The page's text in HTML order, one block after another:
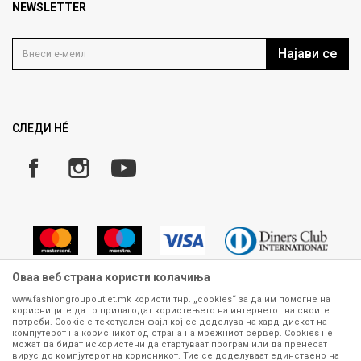
Продавница
Кариера
Политика на приватност
Како да купите
Замена и рефундација на производи
Плаќање
NEWSLETTER
Најави се
СЛЕДИ НÉ
Сите информации околу производите кои се изложени на нашата
онлајн продавница се стремиме да бидат конкретни, точни и прецизни,
меѓутоа не можеме да гарантираме дека се без ниту една грешка или
Оваа веб страна користи колачиња
www.fashiongroupoutlet.mk користи тнр. „cookies“ за да им помогне на
корисниците да го прилагодат користењето на интернетот на своите
потреби. Cookie е текстуален фајл кој се доделува на хард дискот на
компјутерот на корисникот од страна на мрежниот сервер. Cookies не
можат да бидат искористени да стартуваат програм или да пренесат
вирус до компјутерот на корисникот. Тие се доделуваат единствено на